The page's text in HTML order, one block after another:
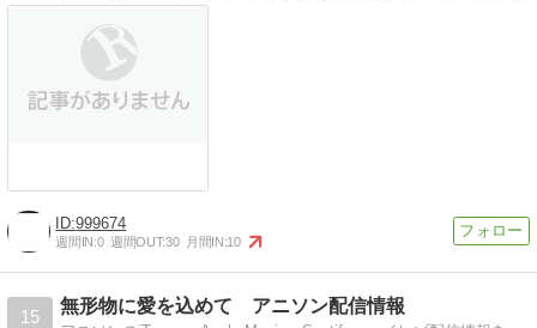
999674
週間IN:0 週間OUT:30 月間IN:10
15
無形物に愛を込めて アニソン配信情報